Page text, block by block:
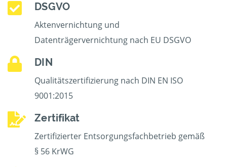
DSGVO
Aktenvernichtung und
Datenträgervernichtung nach EU DSGVO
DIN
Qualitätszertifizierung nach DIN EN ISO
9001:2015
Zertifikat
Zertifizierter Entsorgungsfachbetrieb gemäß
§ 56 KrWG